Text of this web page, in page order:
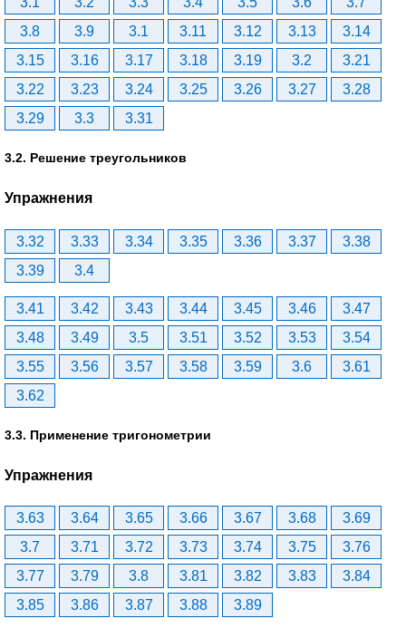
3.8
3.9 3.1 3.11 3.12 3.13
3.14
3.15
3.16 3.17 3.18 3.19 3.2
3.21
3.22
3.23 3.24 3.25 3.26 3.27
3.28
3.29
3.3 3.31
3.2. Решение треугольников
Упражнения
3.32 3.33 3.34 3.35 3.36 3.37
3.38
3.39
3.4
3.41 3.42 3.43 3.44 3.45 3.46
3.47
3.48
3.49 3.5 3.51 3.52 3.53
3.54
3.55
3.56 3.57 3.58 3.59 3.6
3.61
3.62
3.3. Применение тригонометрии
Упражнения
3.63 3.64 3.65 3.66 3.67 3.68
3.69
3.7
3.71 3.72 3.73 3.74 3.75
3.76
3.77
3.79 3.8 3.81 3.82 3.83
3.84
3.85
3.86 3.87 3.88 3.89